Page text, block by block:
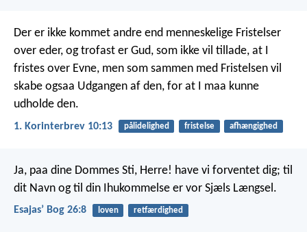
Der er ikke kommet andre end menneskelige Fristelser
over eder, og trofast er Gud, som ikke vil tillade, at I
fristes over Evne, men som sammen med Fristelsen vil
skabe ogsaa Udgangen af den, for at I maa kunne
udholde den.
1. Korinterbrev 10:13 pålidelighed fristelse afhængighed
Ja, paa dine Dommes Sti, Herre! have vi forventet dig; til
dit Navn og til din Ihukommelse er vor Sjæls Længsel.
Esajasʼ Bog 26:8 loven retfærdighed